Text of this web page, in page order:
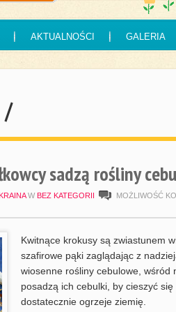
AKTUALNOŚCI GALERIA
/
sadzą rośliny
W BEZ KATEGORII MOŻLIWOŚĆ
Kwitnące krokusy są zwiastunem
szafirowe pąki zaglądając z
wiosenne rośliny cebulowe, wśród
posadzą ich cebulki, by cieszyć
dostatecznie ogrzeje ziemię.